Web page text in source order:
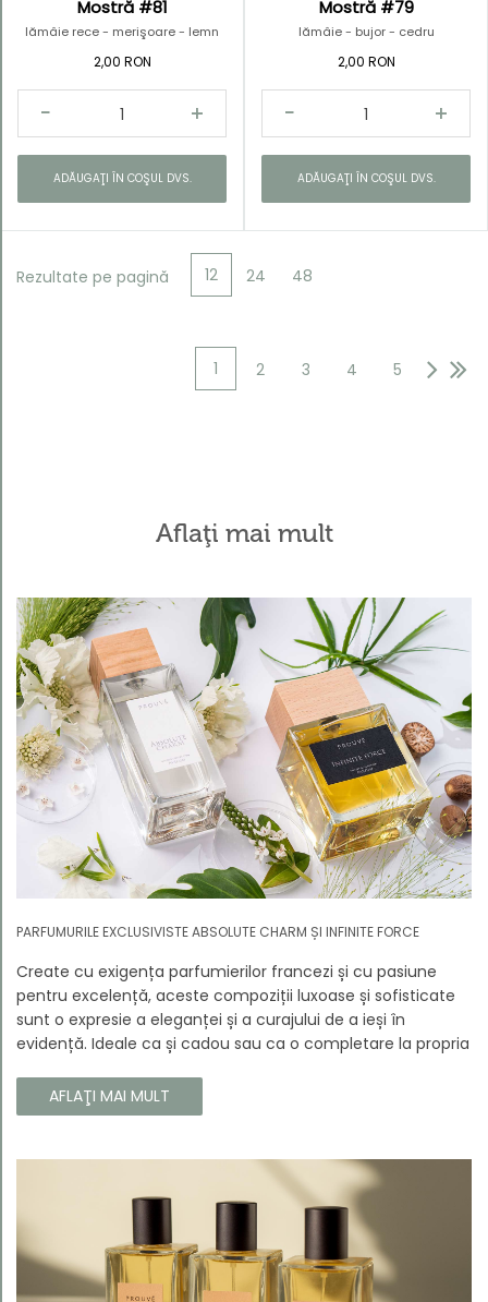
Mostră #81
lămâie rece - merişoare - lemn
alb
2,00 RON
ADĂUGAŢI ÎN COŞUL DVS.
Mostră #79
lămâie - bujor - cedru
2,00 RON
ADĂUGAŢI ÎN COŞUL DVS.
Rezultate pe pagină 12 24 48
1 2 3 4 5
Aflaţi mai mult
PARFUMURILE EXCLUSIVISTE ABSOLUTE CHARM ȘI INFINITE FORCE
Create cu exigența parfumierilor francezi și cu pasiune
pentru excelență, aceste compoziții luxoase și sofisticate
sunt o expresie a eleganței și a curajului de a ieși în
evidență. Ideale ca și cadou sau ca o completare la propria
să atragă atenția și să emane un caracter unic și puternic.
AFLAŢI MAI MULT